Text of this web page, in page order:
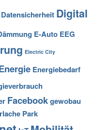
Datensicherheit Digital
E-Auto EEG
Electric City
Energiebedarf
Facebookgewobau
Park